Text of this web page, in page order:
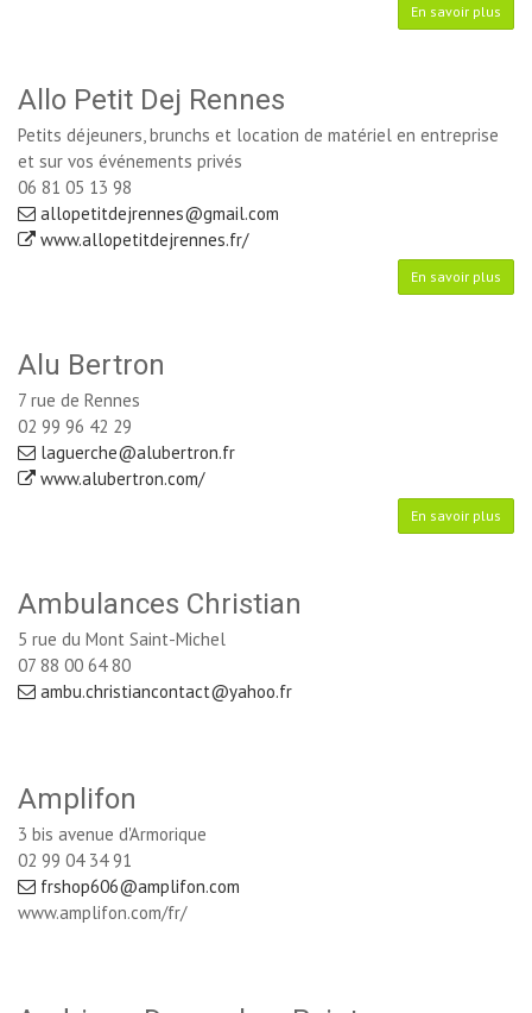
En savoir plus
Allo Petit Dej Rennes
Petits déjeuners, brunchs et location de matériel en entreprise
et sur vos événements privés
06 81 05 13 98
allopetitdejrennes@gmail.com
www.allopetitdejrennes.fr/
En savoir plus
Alu Bertron
7 rue de Rennes
02 99 96 42 29
laguerche@alubertron.fr
www.alubertron.com/
En savoir plus
Ambulances Christian
5 rue du Mont Saint-Michel
07 88 00 64 80
ambu.christiancontact@yahoo.fr
Amplifon
3 bis avenue d'Armorique
02 99 04 34 91
frshop606@amplifon.com
www.amplifon.com/fr/